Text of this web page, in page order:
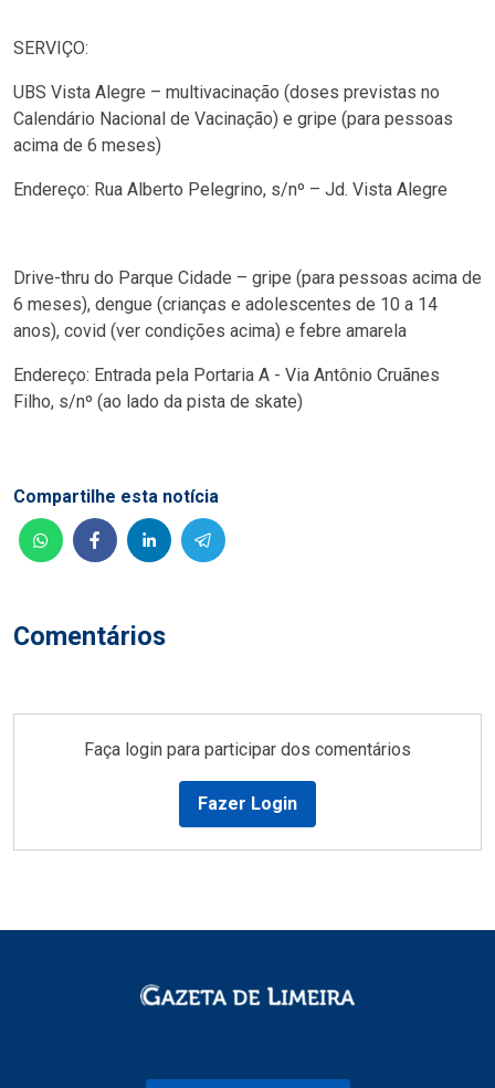
SERVIÇO:
UBS Vista Alegre – multivacinação (doses previstas no
Calendário Nacional de Vacinação) e gripe (para pessoas
acima de 6 meses)
Endereço: Rua Alberto Pelegrino, s/nº – Jd. Vista Alegre
Drive-thru do Parque Cidade – gripe (para pessoas acima de
6 meses), dengue (crianças e adolescentes de 10 a 14
anos), covid (ver condições acima) e febre amarela
Endereço: Entrada pela Portaria A - Via Antônio Cruãnes
Filho, s/nº (ao lado da pista de skate)
Comentários
Compartilhe esta notícia
Faça login para participar dos comentários
Fazer Login